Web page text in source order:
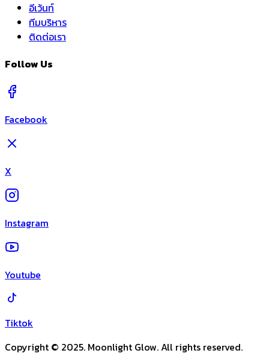
อีเว้นท์
ทีมบริหาร
ติดต่อเรา
Follow Us
Facebook
X
Instagram
Youtube
Tiktok
Copyright © 2025. Moonlight Glow. All rights reserved.